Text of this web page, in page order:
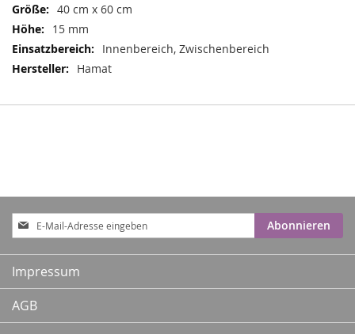
40 cm x 60 cm
15 mm
Innenbereich, Zwischenbereich
Hamat
Anmeldung
zum
Newsletter:
Abonnieren
Impressum
AGB